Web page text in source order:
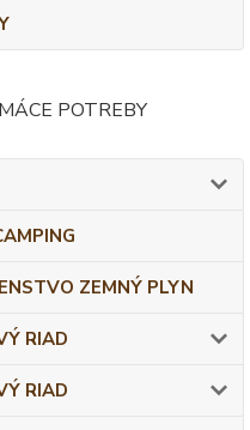
POTREBY
ZEMNÝ PLYN
RIAD
RIAD